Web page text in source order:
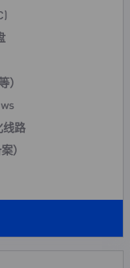
）
线路
）